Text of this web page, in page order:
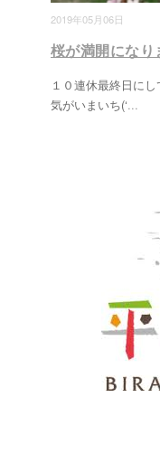
2019年05月06日
桜が満開になり
１０連休最終日に
気がいまいち(‘...